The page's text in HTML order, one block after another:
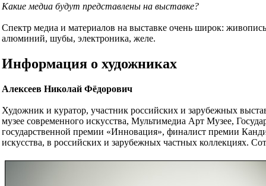
Какие медиа будут представлены на выставке?
Спектр медиа и материалов на выставке очень широк:
алюминий, шубы, электроника, желе.
Информация о художниках
Алексеев Николай Фёдорович
Художник и куратор, участник российских и зарубежных
музее современного искусства, Мультимедиа Арт Музее,
государственной премии «Инновация», финалист премии
искусства, в российских и зарубежных частных коллекциях.